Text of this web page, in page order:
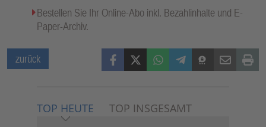
Bestellen Sie Ihr Online-Abo inkl. Bezahlinhalte und E-
Paper-Archiv.
zurück FacebookX (Twitter)WhatsAppTelegramThreemaMail Print
TOP HEUTE TOP INSGESAMT